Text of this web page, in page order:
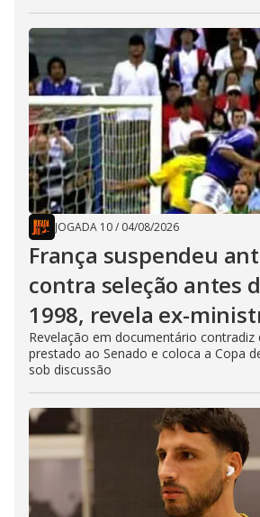
JOGADA 10/ 04/08/2026
França suspendeu
contra seleção antes
1998, revela ex-
Revelação em documentário contradiz
prestado ao Senado e coloca a Copa
sob discussão